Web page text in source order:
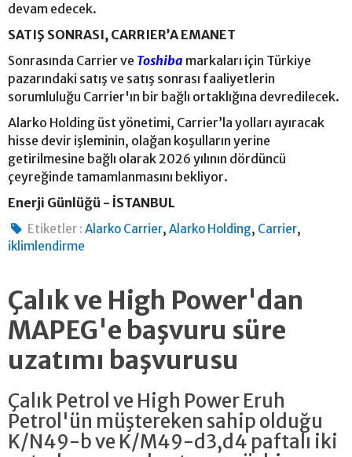
devam edecek.
SATIŞ SONRASI, CARRIER’A EMANET
Sonrasında Carrier ve Toshiba markaları için Türkiye
pazarındaki satış ve satış sonrası faaliyetlerin
sorumluluğu Carrier'ın bir bağlı ortaklığına devredilecek.
Alarko Holding üst yönetimi, Carrier’la yolları ayıracak
hisse devir işleminin, olağan koşulların yerine
getirilmesine bağlı olarak 2026 yılının dördüncü
çeyreğinde tamamlanmasını bekliyor.
Enerji Günlüğü - İSTANBUL
Etiketler : Alarko Carrier,Alarko Holding, Carrier,
iklimlendirme
Çalık ve High Power'dan
MAPEG'e başvuru süre
uzatımı başvurusu
Çalık Petrol ve High Power Eruh
Petrol'ün müştereken sahip olduğu
K/N49-b ve K/M49-d3,d4 paftalı iki